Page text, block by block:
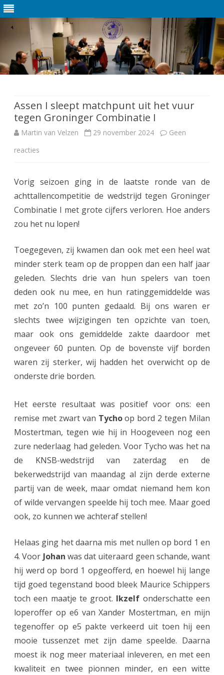
de
inhoud
Assen I sleept matchpunt uit het vuur
tegen Groninger Combinatie I
Martin van Velzen 29 november 2024
Geen
reacties
A
s
n
s
l
p
t
t
c
h
u
n
u
i
t
e
v
Vorig seizoen ging in de laatste ronde van de
achttallencompetitie de wedstrijd tegen Groninger
Combinatie I met grote cijfers verloren. Hoe anders
zou het nu lopen!
Toegegeven, zij kwamen dan ook met een heel wat
minder sterk team op de proppen dan een half jaar
geleden. Slechts drie van hun spelers van toen
deden ook nu mee, en hun ratinggemiddelde was
met zo’n 100 punten gedaald. Bij ons waren er
slechts twee wijzigingen ten opzichte van toen,
maar ook ons gemiddelde zakte daardoor met
ongeveer 60 punten. Op de bovenste vijf borden
waren zij sterker, wij hadden het overwicht op de
onderste drie borden.
Het eerste resultaat was positief voor ons: een
remise met zwart van Tychoop bord 2 tegen Milan
Mostertman, tegen wie hij in Hoogeveen nog een
zure nederlaag had geleden. Voor Tycho was het na
de KNSB-wedstrijd van zaterdag en de
bekerwedstrijd van maandag al zijn derde externe
partij van de week, maar omdat niemand hem kon
of wilde vervangen speelde hij toch mee. Maar goed
ook, zo kunnen we achteraf stellen!
Helaas ging het daarna mis met nullen op bord 1 en
4. Voor Johan was dat uiteraard geen schande, want
hij werd op bord 1 opgeofferd, en hoewel hij lange
tijd goed tegenstand bood bleek Maurice Schippers
toch een maatje te groot. Ikzelf onderschatte een
loperoffer op e6 van Xander Mostertman, en mijn
tegenoffer op e5 pakte verkeerd uit toen hij een
mooie tussenzet met zijn dame speelde. Daarna
moest ik nog meer materiaal inleveren, en met een
kwaliteit en twee pionnen minder, en een witte